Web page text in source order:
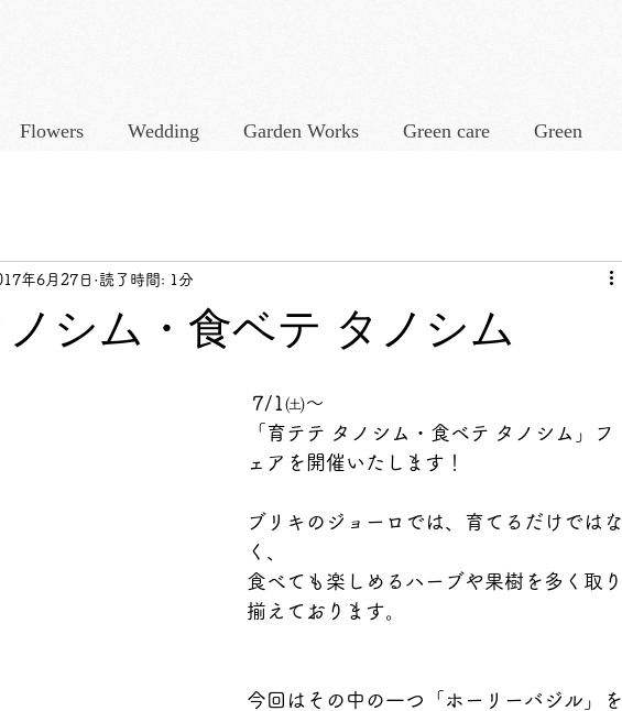
Flowers Wedding Garden Works Green care Green
シム・食ベテ タノシム
年6月27日 読了時間: 1分
7/1㈯～
「育テテ タノシム・食ベテ タノシム」フ
ェアを開催いたします！
ブリキのジョーロでは、育てるだけではな
く、
食べても楽しめるハーブや果樹を多く取り
揃えております。
今回はその中の一つ「ホーリーバジル」を